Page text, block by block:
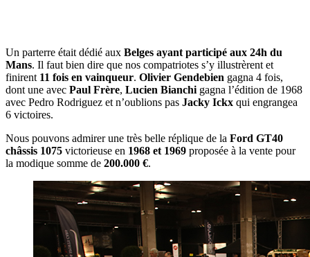
Un parterre était dédié aux Belges ayant participé aux 24h du
Mans. Il faut bien dire que nos compatriotes s’y illustrèrent et
finirent 11 fois en vainqueur. Olivier Gendebien gagna 4 fois,
dont une avec Paul Frère, Lucien Bianchigagna l’édition de 1968
avec Pedro Rodriguez et n’oublions pas Jacky Ickx qui engrangea
6 victoires.
Nous pouvons admirer une très belle réplique de la Ford GT40
châssis 1075 victorieuse en 1968 et 1969 proposée à la vente pour
la modique somme de 200.000 €.